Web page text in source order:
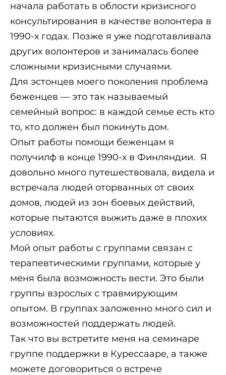
начала работать в облости кризисного
консультирования в качестве волонтера в
1990-х годах. Позже я уже подготавливала
других волонтеров и занималась более
сложными кризисными случаями.
Для эстонцев моего поколения проблема
беженцев — это так называемый
семейный вопрос: в каждой семье есть кто
то, кто должен был покинуть дом.
Опыт работы помощи беженцам я
получилф в конце 1990-х в Финляндии. Я
довольно много путешествовала, видела и
встречала людей оторванных от своих
домов, людей из зон боевых действий,
которые пытаются выжить даже в плохих
условиях.
Мой опыт работы с группами связан с
терапевтическими группами, которые у
меня была возможность вести. Это были
группы взрослых с травмирующим
опытом. В группах заложенно много сил и
возможностей поддержать людей.
Так что вы встретите меня на семинаре
группе поддержки в Курессааре, а также
можете договориться о встрече